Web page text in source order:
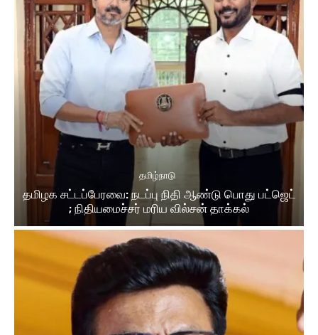
தமிழ்நாடு
தமிழக சட்டப்பேரவை: நடப்பு நிதி ஆண்​டு பொது பட்ஜெட்
; நிதியமைச்சர் மரிய வில்சன் தாக்​கல்